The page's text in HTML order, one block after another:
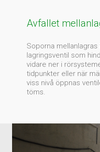
Avfallet
Soporna
lagringsventil som
vidare ner i
tidpunkter eller när
viss nivå öppnas
töms.